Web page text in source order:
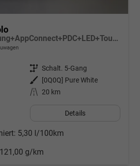
1.0 MPI Sitzheizung+AppConnect+PDC+LED+Touch+Lichtsensor+MultiLenkrad
Getriebe Schalt. 5-Gang
Außenfarbe
[0Q0Q] Pure White
Kilometerstand 20 km
Details
5,30 l/100km
121,00 g/km